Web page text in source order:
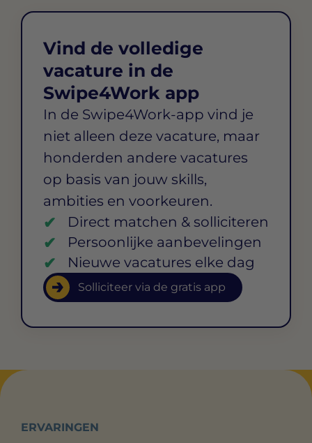
Vind de volledige
vacature in de
Swipe4Work app
In de Swipe4Work-app vind je
niet alleen deze vacature, maar
honderden andere vacatures
op basis van jouw skills,
ambities en voorkeuren.
Direct matchen & solliciteren
Persoonlijke aanbevelingen
Nieuwe vacatures elke dag
Solliciteer via de gratis app
ERVARINGEN